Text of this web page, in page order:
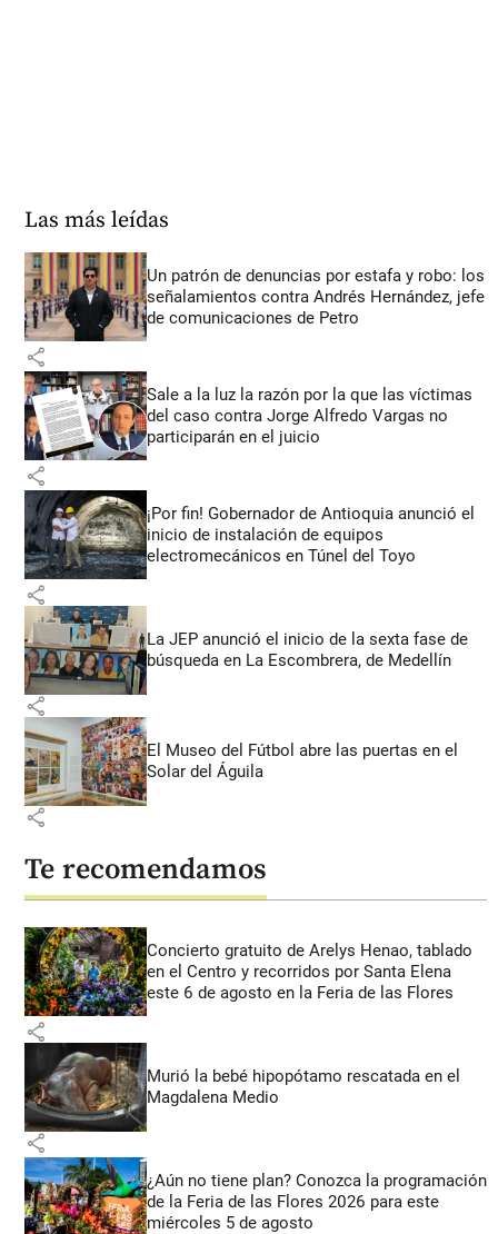
Las más leídas
Un patrón de denuncias por estafa y robo: los
señalamientos contra Andrés Hernández, jefe
de comunicaciones de Petro
share
Sale a la luz la razón por la que las víctimas
del caso contra Jorge Alfredo Vargas no
participarán en el juicio
share
¡Por fin! Gobernador de Antioquia anunció el
inicio de instalación de equipos
electromecánicos en Túnel del Toyo
share
La JEP anunció el inicio de la sexta fase de
búsqueda en La Escombrera, de Medellín
share
El Museo del Fútbol abre las puertas en el
Solar del Águila
share
Te recomendamos
Concierto gratuito de Arelys Henao, tablado
en el Centro y recorridos por Santa Elena
este 6 de agosto en la Feria de las Flores
share
Murió la bebé hipopótamo rescatada en el
Magdalena Medio
share
¿Aún no tiene plan? Conozca la programación
de la Feria de las Flores 2026 para este
miércoles 5 de agosto